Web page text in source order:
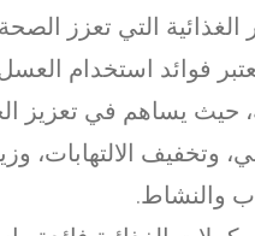
التي تعزز
فوائد استخدام
حيث يساهم في تعزيز
وتخفيف الالتهابات،
والنشاط.